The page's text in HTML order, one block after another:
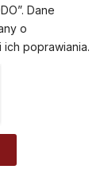
Dane
o
ich poprawiania.